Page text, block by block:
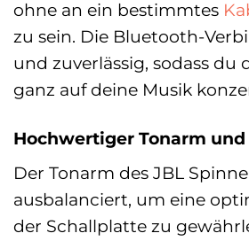
ohne an ein bestimmtes
zu sein. Die Bluetooth-
und zuverlässig, sodass du
ganz auf deine Musik
Hochwertiger Tonarm
Der Tonarm des JBL
ausbalanciert, um eine
der Schallplatte zu